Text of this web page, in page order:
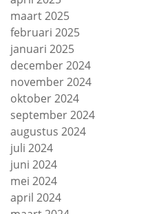
maart 2025
februari 2025
januari 2025
december 2024
november 2024
oktober 2024
september 2024
augustus 2024
juli 2024
juni 2024
mei 2024
april 2024